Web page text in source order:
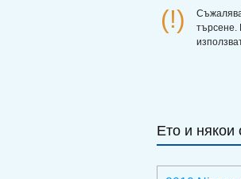
(!)
търсене.
Ето и някои